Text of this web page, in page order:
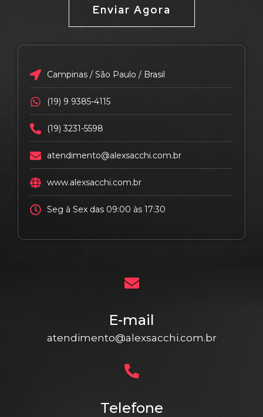
Enviar Agora
Campinas / São Paulo / Brasil
(19) 9 9385-4115
(19) 3231-5598
atendimento@alexsacchi.com.br
www.alexsacchi.com.br
Seg à Sex das 09:00 às 17:30
E-mail
atendimento@alexsacchi.com.br
Telefone